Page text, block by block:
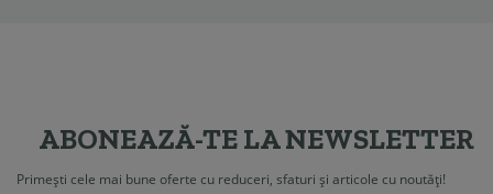
ABONEAZĂ-TE LA NEWSLETTER
Primești cele mai bune oferte cu reduceri, sfaturi și articole cu noutăți!